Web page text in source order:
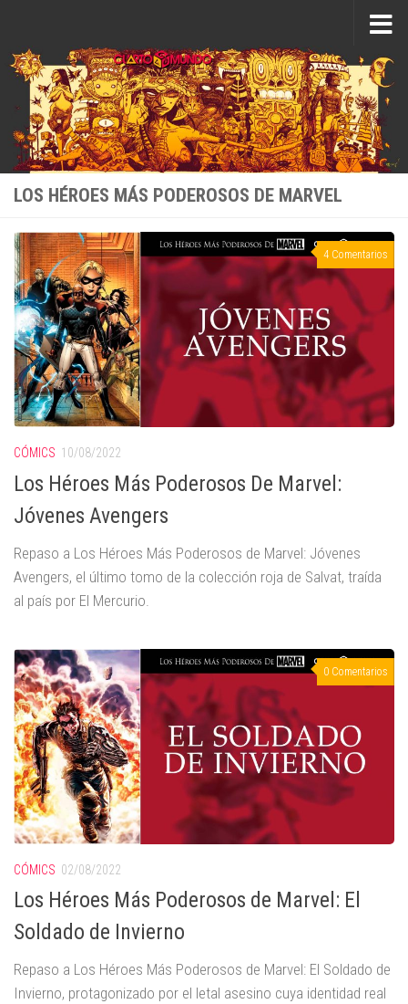
LOS HÉROES MÁS PODEROSOS DE MARVEL
4 Comentarios
CÓMICS 10/08/2022
Los Héroes Más Poderosos De Marvel:
Jóvenes Avengers
Repaso a Los Héroes Más Poderosos de Marvel: Jóvenes
Avengers, el último tomo de la colección roja de Salvat, traída
al país por El Mercurio.
0 Comentarios
CÓMICS 02/08/2022
Los Héroes Más Poderosos de Marvel: El
Soldado de Invierno
Repaso a Los Héroes Más Poderosos de Marvel: El Soldado de
Invierno, protagonizado por el letal asesino cuya identidad real